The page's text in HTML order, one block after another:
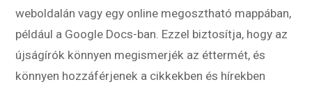
weboldalán vagy egy online megosztható mappában,
például a Google Docs-ban. Ezzel biztosítja, hogy az
újságírók könnyen megismerjék az éttermét, és
könnyen hozzáférjenek a cikkekben és hírekben